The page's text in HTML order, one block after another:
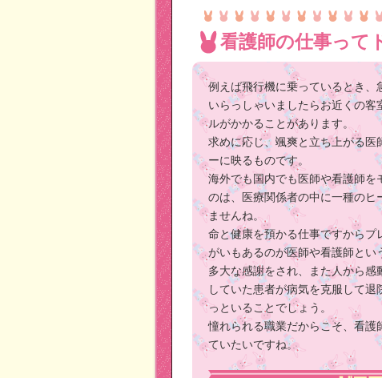
看護師の仕事って
例えば飛行機に乗っているとき
いらっしゃいましたらお近くの
ルがかかることがあります。
求めに応じ、颯爽と立ち上がる医
ーに映るものです。
海外でも国内でも医師や看護師
のは、医療関係者の中に一種の
ませんね。
命と健康を預かる仕事ですからプ
がいもあるのが医師や看護師とい
多大な感謝をされ、また人から
していた患者が病気を克服して
っといることでしょう。
憧れられる職業だからこそ、看護
ていたいですね。